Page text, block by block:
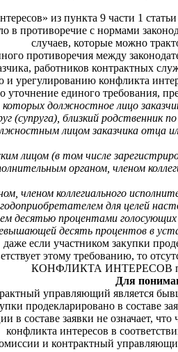
из пункта 9 части 1
в противоречие с нормами
случаев, которые можно
противоречия между
работников контрактных
урегулированию конфликта
уточнение единого требования,
которых должностное лицо
(супруга), близкий родственник
лицом заказчика отца
лицом (в том числе
органом, членом
членом коллегиального
для целей
десятью процентами
десять процентов в
если участником закупки
этому требованию, то
КОНФЛИКТА ИНТЕРЕСОВ при
Для
управляющий является
продекларировано в составе
в составе заявки не означает,
конфликта интересов в
и контрактный